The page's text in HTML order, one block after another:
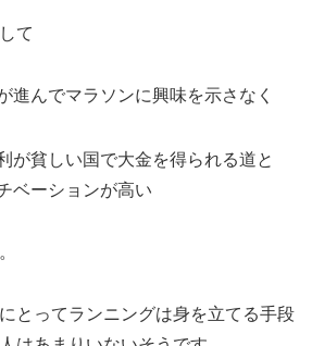
て
進んでマラソンに興味を示さなく
が貧しい国で大金を得られる道と
ベーションが高い
とってランニングは身を立てる手段